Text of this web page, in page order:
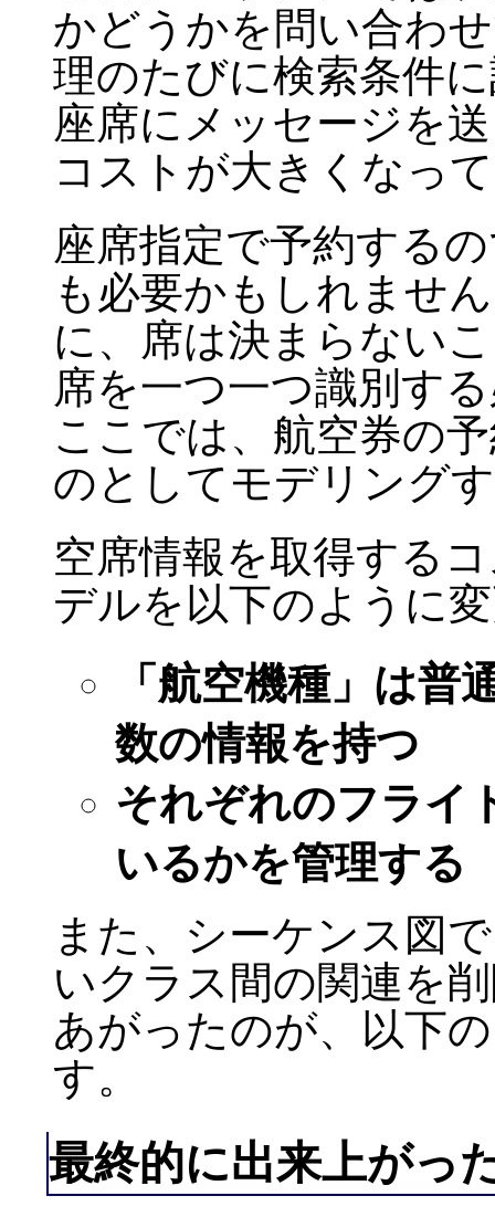
かどうかを問い合わ
理のたびに検索条件
座席にメッセージを
コストが大きくなっ
座席指定で予約する
も必要かもしれませ
に、席は決まらない
席を一つ一つ識別す
ここでは、航空券の
のとしてモデリング
空席情報を取得する
デルを以下のように
「航空機種」は普
数の情報を持つ
それぞれのフライ
いるかを管理する
また、シーケンス図
いクラス間の関連を
あがったのが、以下
す。
最終的に出来上がっ